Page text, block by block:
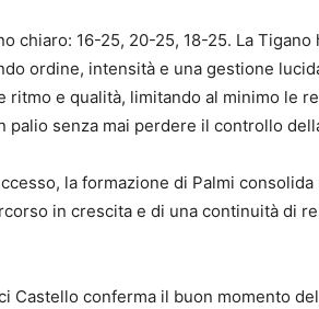
chiaro: 16-25, 20-25, 18-25. La
ordine, intensità e una gestione
ritmo e qualità, limitando al minimo le
palio senza mai perdere il controllo
la formazione di Palmi
in crescita e di una continuità di
Castello conferma il buon momento